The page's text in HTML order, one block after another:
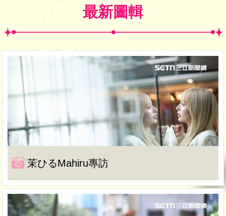
最新圖輯
茉ひるMahiru專訪